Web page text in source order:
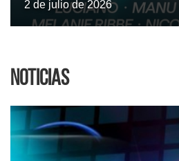
2 de julio de 2026
Noticias